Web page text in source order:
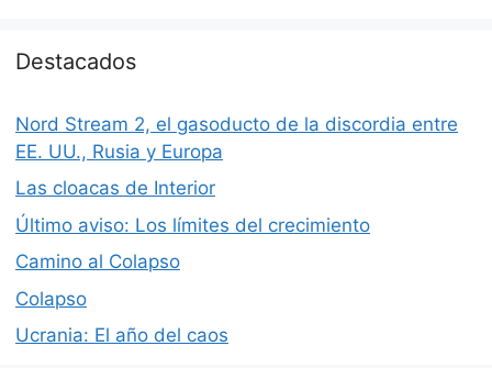
Destacados
Nord Stream 2, el gasoducto de la discordia entre
EE. UU., Rusia y Europa
Las cloacas de Interior
Último aviso: Los límites del crecimiento
Camino al Colapso
Colapso
Ucrania: El año del caos